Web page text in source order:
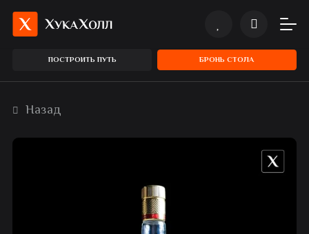
ПОСТРОИТЬ ПУТЬ БРОНЬ СТОЛА
Назад